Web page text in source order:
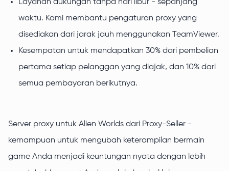
Layanan dukungan tanpa hari libur - sepanjang
waktu. Kami membantu pengaturan proxy yang
disediakan dari jarak jauh menggunakan TeamViewer.
Kesempatan untuk mendapatkan 30% dari pembelian
pertama setiap pelanggan yang diajak, dan 10% dari
semua pembayaran berikutnya.
Server proxy untuk Alien Worlds dari Proxy-Seller -
kemampuan untuk mengubah keterampilan bermain
game Anda menjadi keuntungan nyata dengan lebih